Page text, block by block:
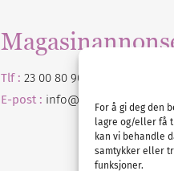
For å gi deg den
lagre og/eller få
kan vi behandle
samtykker eller
funksjoner.
Tlf : 23 00 80 90
E-post : info@ nordicbridalmedia